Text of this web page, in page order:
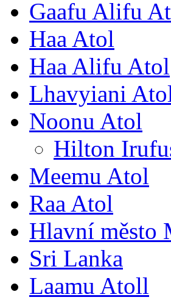
Gaafu Alifu
Haa Atol
Haa Alifu Atol
Lhavyiani
Noonu Atol
Hilton
Meemu Atol
Raa Atol
Hlavní město
Sri Lanka
Laamu Atoll